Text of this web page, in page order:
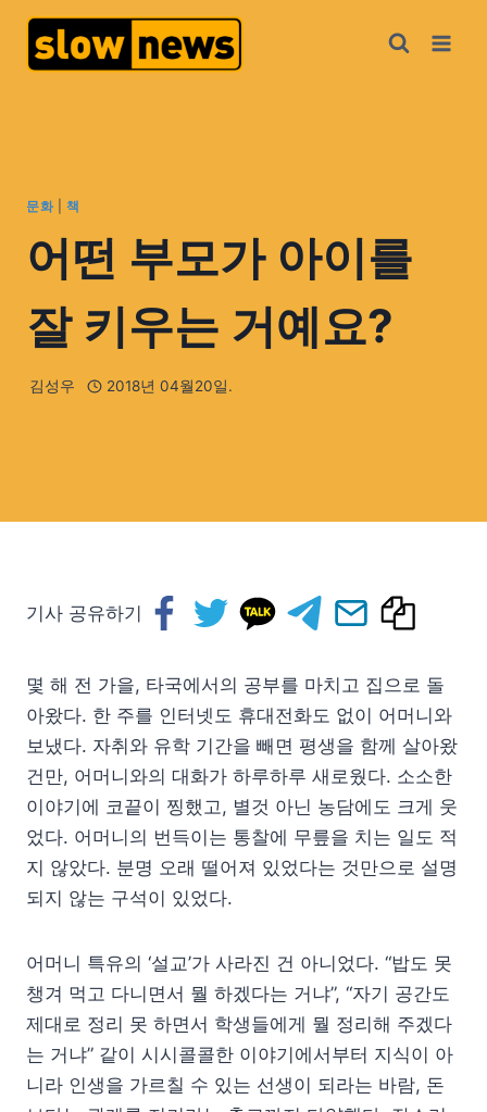
문화| 책
어떤 부모가 아이를
잘 키우는 거예요?
김성우 2018년 04월20일.
기사 공유하기
몇 해 전 가을, 타국에서의 공부를 마치고 집으로 돌
아왔다. 한 주를 인터넷도 휴대전화도 없이 어머니와
보냈다. 자취와 유학 기간을 빼면 평생을 함께 살아왔
건만, 어머니와의 대화가 하루하루 새로웠다. 소소한
이야기에 코끝이 찡했고, 별것 아닌 농담에도 크게 웃
었다. 어머니의 번득이는 통찰에 무릎을 치는 일도 적
지 않았다. 분명 오래 떨어져 있었다는 것만으로 설명
되지 않는 구석이 있었다.
어머니 특유의 ‘설교’가 사라진 건 아니었다. “밥도 못
챙겨 먹고 다니면서 뭘 하겠다는 거냐”, “자기 공간도
제대로 정리 못 하면서 학생들에게 뭘 정리해 주겠다
는 거냐” 같이 시시콜콜한 이야기에서부터 지식이 아
니라 인생을 가르칠 수 있는 선생이 되라는 바람, 돈